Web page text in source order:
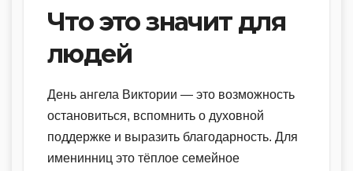
Что это значит для
людей
День ангела Виктории — это возможность
остановиться, вспомнить о духовной
поддержке и выразить благодарность. Для
именинниц это тёплое семейное